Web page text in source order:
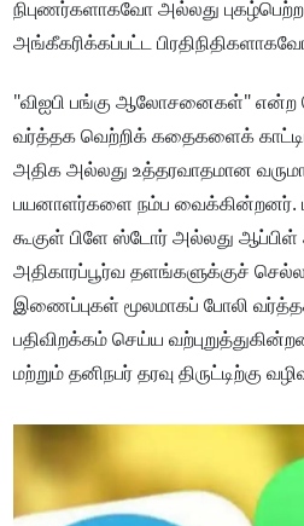
நிபுணர்களாகவோ அல்லது
அங்கீகரிக்கப்பட்ட
"விஐபி பங்கு ஆலோசனைகள்" என்ற
வர்த்தக வெற்றிக் கதைகளைக்
அதிக அல்லது உத்தரவாதமான
பயனாளர்களை நம்ப வைக்கின்றனர்.
கூகுள் பிளே ஸ்டோர் அல்லது
அதிகாரப்பூர்வ தளங்களுக்குச்
இணைப்புகள் மூலமாகப் போலி
பதிவிறக்கம் செய்ய
மற்றும் தனிநபர் தரவு திருட்டிற்கு